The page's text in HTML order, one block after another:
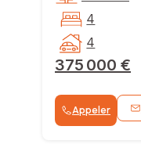
375 000 €
4
4
Appeler